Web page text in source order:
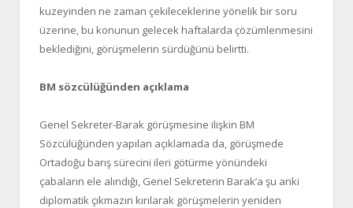
kuzeyinden ne zaman çekileceklerine yönelik bir soru
üzerine, bu konunun gelecek haftalarda çözümlenmesini
beklediğini, görüşmelerin sürdüğünü belirtti.
BM sözcülüğünden açıklama
Genel Sekreter-Barak görüşmesine ilişkin BM
Sözcülüğünden yapılan açıklamada da, görüşmede
Ortadoğu barış sürecini ileri götürme yönündeki
çabaların ele alındığı, Genel Sekreterin Barak’a şu anki
diplomatik çıkmazın kırılarak görüşmelerin yeniden